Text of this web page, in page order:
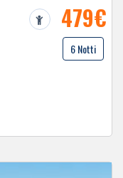
479€
6 Notti